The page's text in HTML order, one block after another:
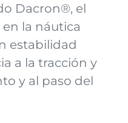
Dacron®, el
la náutica
estabilidad
a la tracción y
y al paso del